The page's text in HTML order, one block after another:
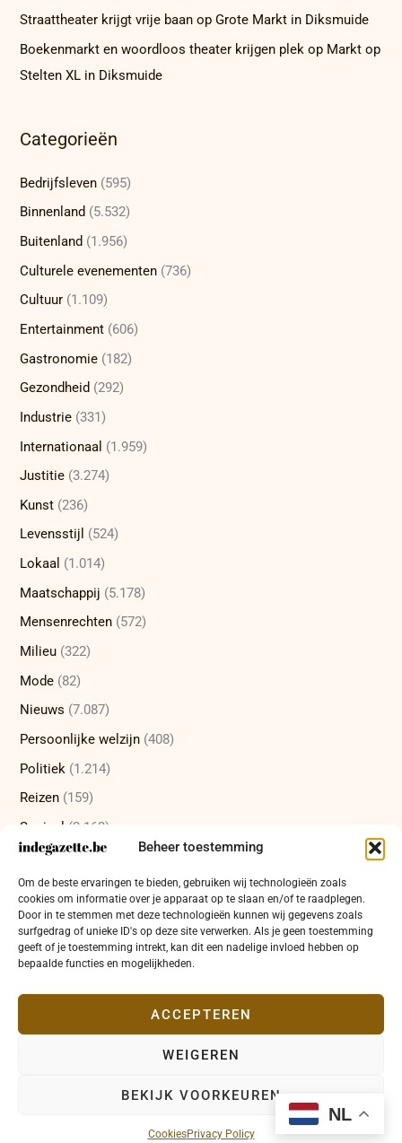
Beheer toestemming
Om de beste ervaringen te bieden, gebruiken wij technologieën zoals
cookies om informatie over je apparaat op te slaan en/of te raadplegen.
Door in te stemmen met deze technologieën kunnen wij gegevens zoals
surfgedrag of unieke ID's op deze site verwerken. Als je geen toestemming
geeft of je toestemming intrekt, kan dit een nadelige invloed hebben op
bepaalde functies en mogelijkheden.
ACCEPTEREN
WEIGEREN
BEKIJK VOORKEUREN
CookiesPrivacy Policy
Straattheater krijgt vrije baan op Grote Markt in Diksmuide
Boekenmarkt en woordloos theater krijgen plek op Markt op
Stelten XL in Diksmuide
Categorieën
Bedrijfsleven (595)
Binnenland (5.532)
Buitenland (1.956)
Culturele evenementen (736)
Cultuur (1.109)
Entertainment (606)
Gastronomie (182)
Gezondheid (292)
Industrie (331)
Internationaal (1.959)
Justitie (3.274)
Kunst (236)
Levensstijl (524)
Lokaal (1.014)
Maatschappij (5.178)
Mensenrechten (572)
Milieu (322)
Mode (82)
Nieuws (7.087)
Persoonlijke welzijn (408)
Politiek (1.214)
Reizen (159)
Sociaal (2.162)
Sport(232)
Technologie(415)
Uncategorized(12)
Wetenschap(473)
Wetenschappelijke ontdekkingen
Copyright © 2026 indegazette.be |Privacy
NL